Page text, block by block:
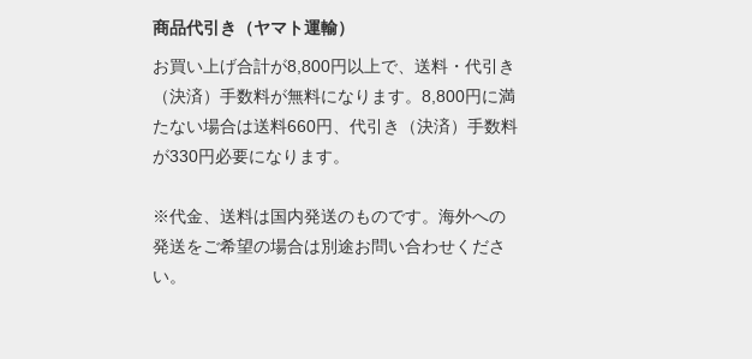
商品代引き（ヤマト運輸）
お買い上げ合計が8,800円以上で、送料・代引き
（決済）手数料が無料になります。8,800円に満
たない場合は送料660円、代引き（決済）手数料
が330円必要になります。
※代金、送料は国内発送のものです。海外への
発送をご希望の場合は別途お問い合わせくださ
い。